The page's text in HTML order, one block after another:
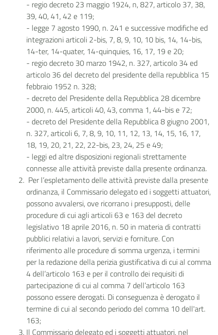
- regio decreto 23 maggio 1924, n, 827, articolo 37, 38,
39, 40, 41, 42 e 119;
- legge 7 agosto 1990, n. 241 e successive modifiche ed
integrazioni articoli 2-bis, 7, 8, 9, 10, 10 bis, 14, 14-bis,
14-ter, 14-quater, 14-quinquies, 16, 17, 19 e 20;
- regio decreto 30 marzo 1942, n. 327, articolo 34 ed
articolo 36 del decreto del presidente della repubblica 15
febbraio 1952 n. 328;
- decreto del Presidente della Repubblica 28 dicembre
2000, n. 445, articoli 40, 43, comma 1, 44-bis e 72;
- decreto del Presidente della Repubblica 8 giugno 2001,
n. 327, articoli 6, 7, 8, 9, 10, 11, 12, 13, 14, 15, 16, 17,
18, 19, 20, 21, 22, 22-bis, 23, 24, 25 e 49;
- leggi ed altre disposizioni regionali strettamente
connesse alle attività previste dalla presente ordinanza.
Per l’espletamento delle attività previste dalla presente
ordinanza, il Commissario delegato ed i soggetti attuatori,
possono avvalersi, ove ricorrano i presupposti, delle
procedure di cui agli articoli 63 e 163 del decreto
legislativo 18 aprile 2016, n. 50 in materia di contratti
pubblici relativi a lavori, servizi e forniture. Con
riferimento alle procedure di somma urgenza, i termini
per la redazione della perizia giustificativa di cui al comma
4 dell’articolo 163 e per il controllo dei requisiti di
partecipazione di cui al comma 7 dell’articolo 163
possono essere derogati. Di conseguenza è derogato il
termine di cui al secondo periodo del comma 10 dell'art.
163;
Il Commissario delegato ed i soggetti attuatori, nel